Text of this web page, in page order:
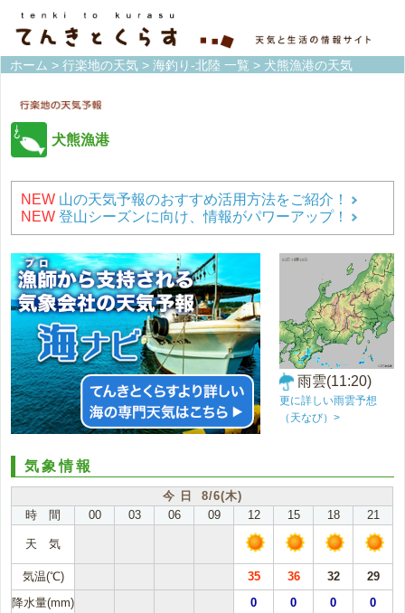
ホーム > 行楽地の天気 > 海釣り-北陸 一覧 > 犬熊漁港の天気
犬熊漁港
NEW 山の天気予報のおすすめ活用方法をご紹介！
NEW 登山シーズンに向け、情報がパワーアップ！
雨雲(11:20)
更に詳しい雨雲予想
（天なび）>
気象情報
今 日 8/6(木)
時 間
00 03 06 09 12 15 18 21
天 気
気温(℃) 35 36 32
29
降水量(mm)
0 0 0 0